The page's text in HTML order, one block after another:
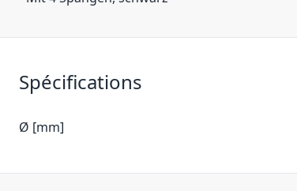
Spécifications
Ø [mm]